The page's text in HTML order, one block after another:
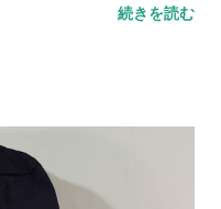
ぜひお手に取ってご覧く
続きを読む